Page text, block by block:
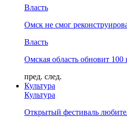
Власть
Омск не смог
Власть
Омская область обновит 100
пред. след.
Культура
Культура
Открытый фестиваль